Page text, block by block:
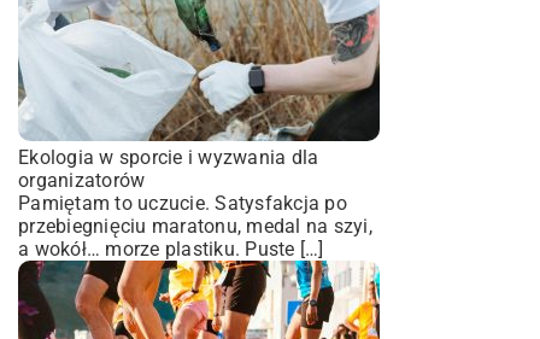
Ekologia w sporcie i wyzwania dla
organizatorów
Pamiętam to uczucie. Satysfakcja po
przebiegnięciu maratonu, medal na szyi,
a wokół… morze plastiku. Puste […]